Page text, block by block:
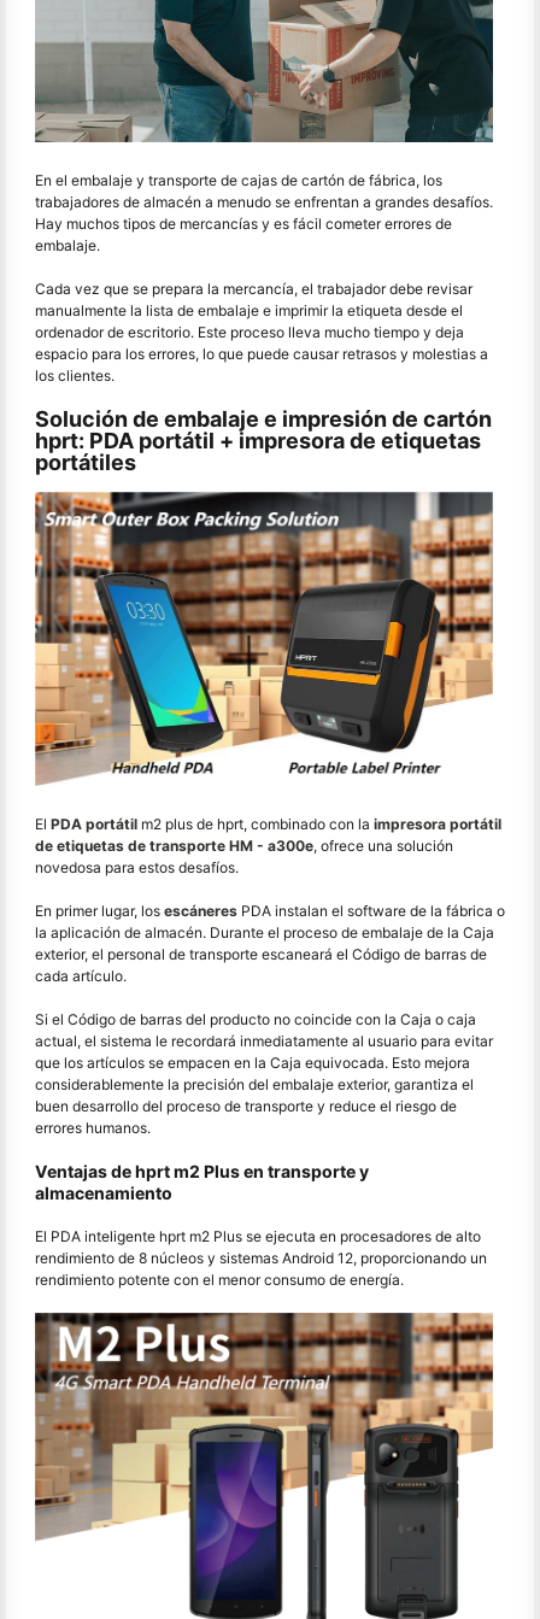
En el embalaje y transporte de cajas de cartón de fábrica, los
trabajadores de almacén a menudo se enfrentan a grandes desafíos.
Hay muchos tipos de mercancías y es fácil cometer errores de
embalaje.
Cada vez que se prepara la mercancía, el trabajador debe revisar
manualmente la lista de embalaje e imprimir la etiqueta desde el
ordenador de escritorio. Este proceso lleva mucho tiempo y deja
espacio para los errores, lo que puede causar retrasos y molestias a
los clientes.
Solución de embalaje e impresión de cartón
hprt: PDA portátil + impresora de etiquetas
portátiles
El PDA portátil m2 plus de hprt, combinado con la impresora portátil
de etiquetas de transporte HM - a300e, ofrece una solución
novedosa para estos desafíos.
En primer lugar, los escáneres PDA instalan el software de la fábrica o
la aplicación de almacén. Durante el proceso de embalaje de la Caja
exterior, el personal de transporte escaneará el Código de barras de
cada artículo.
Si el Código de barras del producto no coincide con la Caja o caja
actual, el sistema le recordará inmediatamente al usuario para evitar
que los artículos se empacen en la Caja equivocada. Esto mejora
considerablemente la precisión del embalaje exterior, garantiza el
buen desarrollo del proceso de transporte y reduce el riesgo de
errores humanos.
Ventajas de hprt m2 Plus en transporte y
almacenamiento
El PDA inteligente hprt m2 Plus se ejecuta en procesadores de alto
rendimiento de 8 núcleos y sistemas Android 12, proporcionando un
rendimiento potente con el menor consumo de energía.